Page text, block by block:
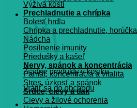
Košík
Žiadne produkty v košíku.
Vrátiť sa do obchodu
Výživa kostí
Prechladnutie a chrípka
Bolesť hrdla
Chrípka a prechladnutie, horúčka
Nádcha
Posilnenie imunity
Priedušky a kašeľ
Nervy, spánok a koncentrácia
Pamät, koncentrácia a vitalita
Stres, úzkosť a spánok
Srdce, cievy a tlak
Cievy a žilové ochorenia